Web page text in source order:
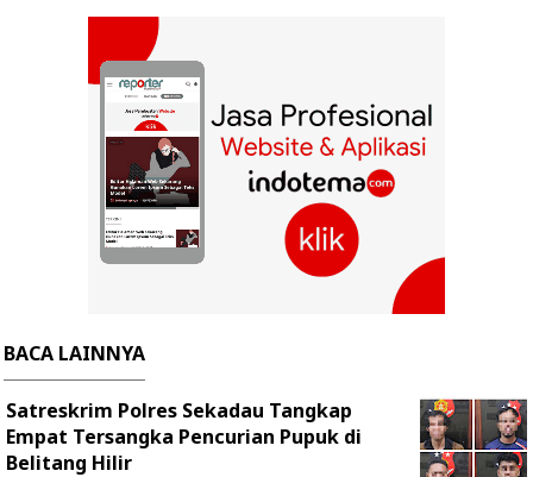
BACA LAINNYA
Satreskrim Polres Sekadau Tangkap
Empat Tersangka Pencurian Pupuk di
Belitang Hilir